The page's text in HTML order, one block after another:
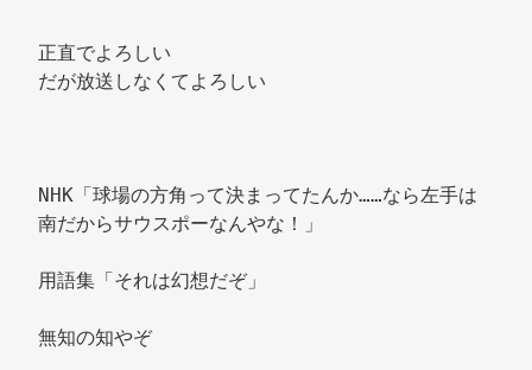
正直でよろしい
だが放送しなくてよろしい
NHK「球場の方角って決まってたんか……なら左手は
南だからサウスポーなんやな！」
用語集「それは幻想だぞ」
無知の知やぞ